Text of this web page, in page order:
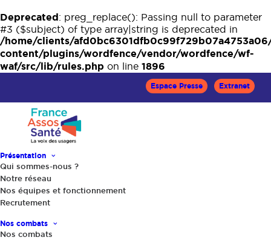
Deprecated: preg_replace(): Passing null to parameter
#3 ($subject) of type array|string is deprecated in
/home/clients/
content/plugins/wordfence/vendor/wordfence/wf-
waf/src/lib/rules.php on line 1896
Espace Presse Extranet
Présentation
Qui sommes-nous ?
Notre réseau
Nos équipes et fonctionnement
Recrutement
Nos combats
Nos combats
Accueil
Alimentation, activité physique et cancer